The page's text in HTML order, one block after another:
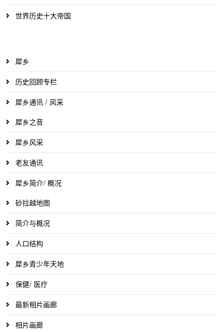
世界历史十大帝国
犀乡
历史回顾专栏
犀乡通讯 / 风采
犀乡之音
犀乡风采
老友通讯
犀乡简介/ 概况
砂拉越地图
简介与概况
人口结构
犀乡青少年天地
保健/ 医疗
最新相片画廊
相片画廊